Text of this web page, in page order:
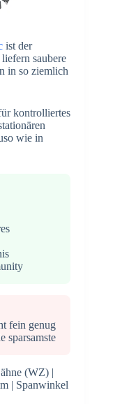
ist der
saubere
in so ziemlich
kontrolliertes
wie in
fein genug
sparsamste
(WZ) |
| Spanwinkel